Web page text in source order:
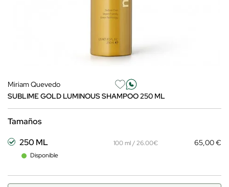
Miriam Quevedo
SUBLIME GOLD LUMINOUS SHAMPOO 250 ML
Tamaños
250 ML
Disponible
100 ml / 26.00€ 65,00 €